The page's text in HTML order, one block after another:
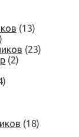
(13)
(23)
(2)
(18)